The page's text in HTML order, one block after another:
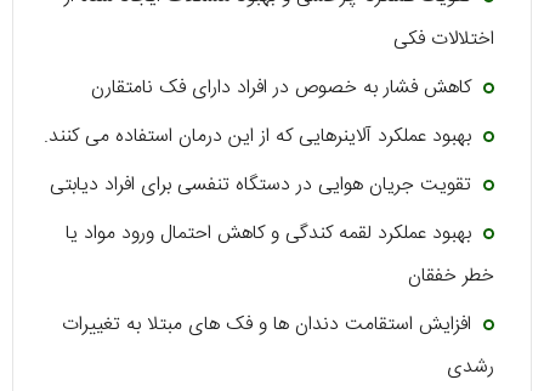
اختلالات فکی
کاهش فشار‌ به خصوص در افراد دارای فک‌ نامتقارن
بهبود عملکرد آ‌لاینرهایی که از این درمان استفاده می ‌کنند.
تقویت جریان هوایی در دستگاه تنفسی برای افراد دیابتی
بهبود عملکرد لقمه‌ کندگی و کاهش احتمال ورود مواد یا
خطر خفقان
افزایش استقامت دندان‌ ها و فک‌ های مبتلا به تغییرات
رشدی